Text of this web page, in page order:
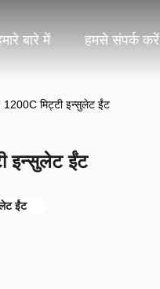
बारे में हमसे संपर्क करें
1200C मिट्टी इन्सुलेट ईंट
इन्सुलेट ईंट
ईंट